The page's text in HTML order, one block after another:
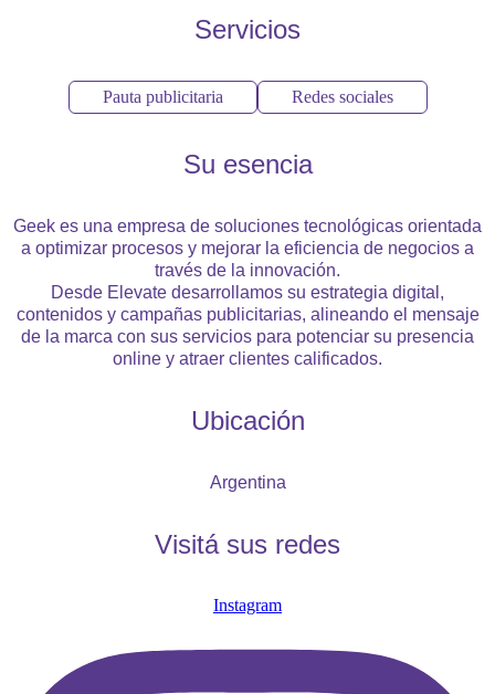
Servicios
Pauta publicitaria Redes sociales
Su esencia
Geek es una empresa de soluciones tecnológicas orientada
a optimizar procesos y mejorar la eficiencia de negocios a
través de la innovación.
Desde Elevate desarrollamos su estrategia digital,
contenidos y campañas publicitarias, alineando el mensaje
de la marca con sus servicios para potenciar su presencia
online y atraer clientes calificados.
Ubicación
Argentina
Visitá sus redes
Instagram